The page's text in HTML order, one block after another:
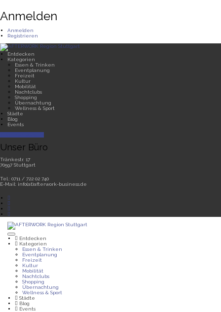
Anmelden
Anmelden
Registrieren
Entdecken
Kategorien
Essen & Trinken
Eventplanung
Freizeit
Kultur
Mobilität
Nachtclubs
Shopping
Übernachtung
Wellness & Sport
Städte
Blog
Events
Unser Büro
Tränkestr. 17
70597 Stuttgart
Tel.: 0711 / 722 02 740
E-Mail: info(at)afterwork-business.de
Entdecken
Kategorien
Essen & Trinken
Eventplanung
Freizeit
Kultur
Mobilität
Nachtclubs
Shopping
Übernachtung
Wellness & Sport
Städte
Blog
Events